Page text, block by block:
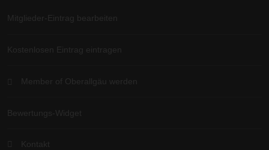
Mitglieder-Eintrag bearbeiten
Kostenlosen Eintrag eintragen
Member of Oberallgäu werden
Bewertungs-Widget
Kontakt